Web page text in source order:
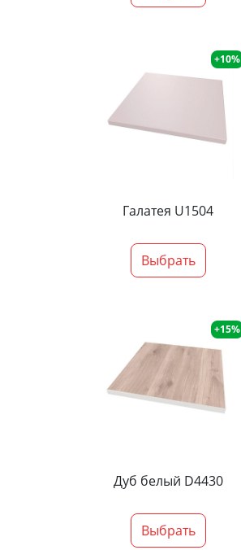
+10%
Галатея U1504
Выбрать
+15%
Дуб белый D4430
Выбрать